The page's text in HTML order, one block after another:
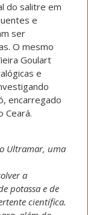
do salitre em
e
ser
O mesmo
Goulart
e
encarregado
Ceará.
Ultramar, uma
a
potassa e de
científica.